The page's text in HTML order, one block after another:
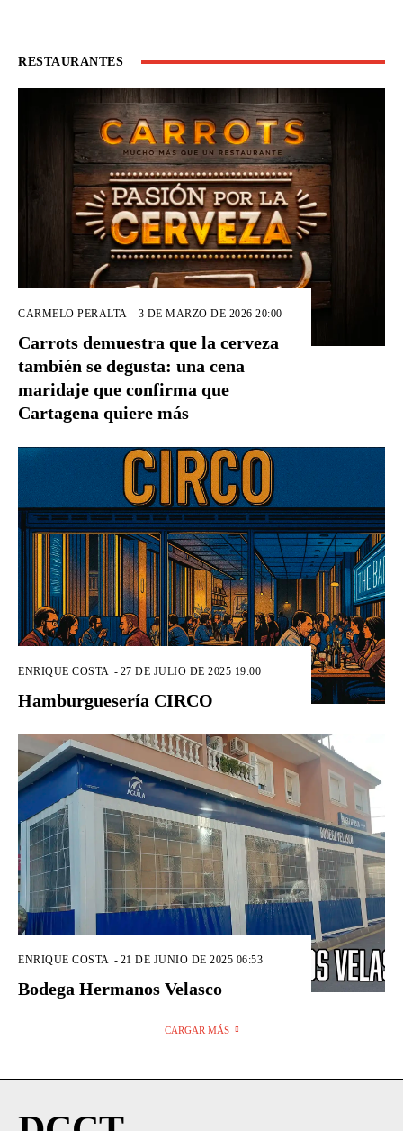
RESTAURANTES
CARMELO PERALTA - 3 DE MARZO DE 2026 20:00
Carrots demuestra que la cerveza
también se degusta: una cena
maridaje que confirma que
Cartagena quiere más
ENRIQUE COSTA - 27 DE JULIO DE 2025 19:00
Hamburguesería CIRCO
ENRIQUE COSTA - 21 DE JUNIO DE 2025 06:53
Bodega Hermanos Velasco
CARGAR MÁS